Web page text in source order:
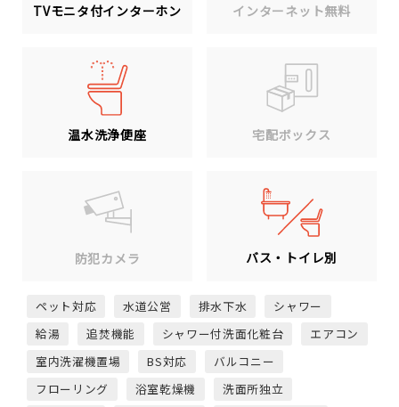
TVモニタ付インターホン インターネット無料
温水洗浄便座 宅配ボックス
防犯カメラ バス・トイレ別
ペット対応 水道公営 排水下水
シャワー
給湯
追焚機能 シャワー付洗面化粧台
エアコン
室内洗濯機置場
BS対応
バルコニー
フローリング
浴室乾燥機
洗面所独立